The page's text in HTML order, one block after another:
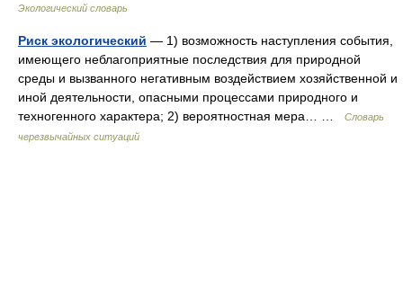
Экологический словарь
Риск экологический — 1) возможность наступления события,
имеющего неблагоприятные последствия для природной
среды и вызванного негативным воздействием хозяйственной и
иной деятельности, опасными процессами природного и
техногенного характера; 2) вероятностная мера… …
Словарь
черезвычайных ситуаций